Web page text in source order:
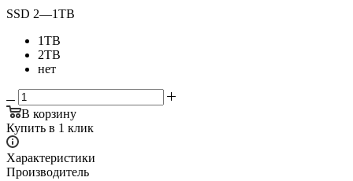
SSD 2—1TB
1TB
2TB
нет
В корзину
Купить в 1 клик
Характеристики
Производитель